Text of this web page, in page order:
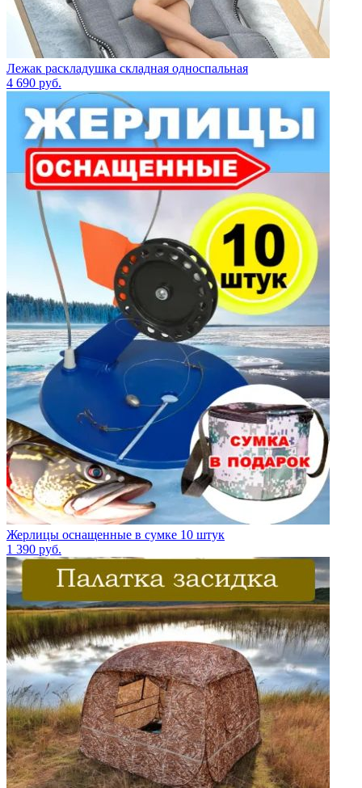
Лежак раскладушка складная односпальная
4 690 руб.
Жерлицы оснащенные в сумке 10 штук
1 390 руб.